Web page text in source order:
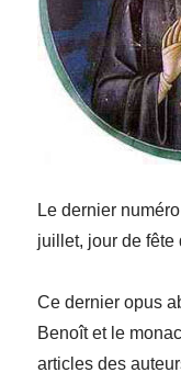
Le dernier
juillet, jour de fête
Ce dernier opus
Benoît et le
articles des